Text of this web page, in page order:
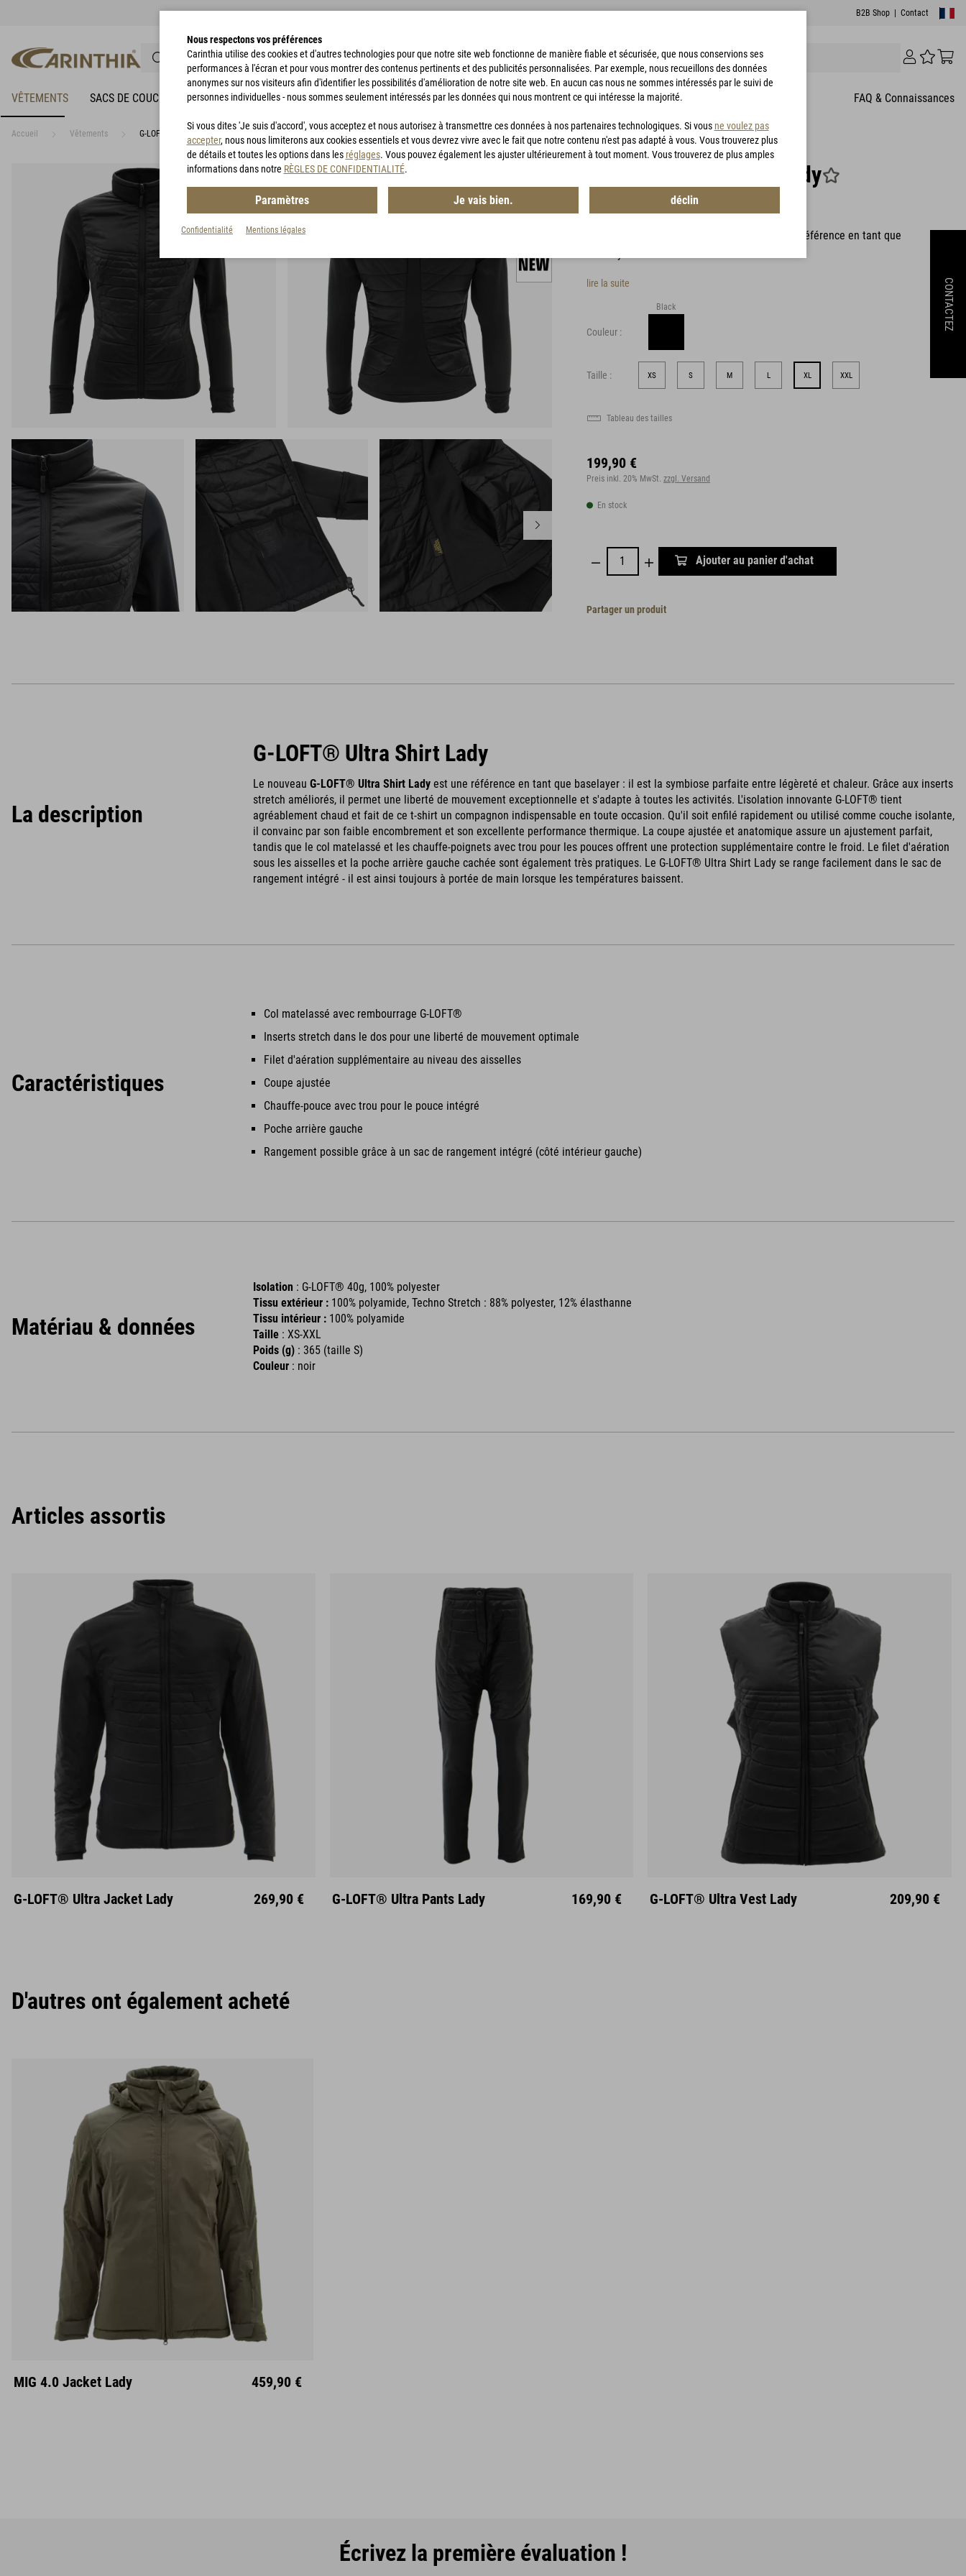
B2B Shop Contact
VÊTEMENTS SACS DE COUCHAGE VÊTEMENTS DE PLUIE SACS DE BIVOUAC ACCESSOIRES CHASSE BON D'ACHAT FAQ & Connaissances
Accueil Vêtements G-LOFT® Ultra Shirt Lady
G-LOFT® Ultra Shirt Lady
Le nouveau G-LOFT® Ultra Shirt Lady est une référence en tant que
lire la suite
Couleur :
Black
Taille : XS S M L XL XXL
Tableau des tailles
199,90 €
Preis inkl. 20% MwSt. zzgl. Versand
En stock
Ajouter au panier d'achat
Partager un produit
La description
G-LOFT® Ultra Shirt Lady
Le nouveau G-LOFT® Ultra Shirt Lady est une référence en tant que baselayer : il est la symbiose parfaite entre légèreté et chaleur. Grâce aux inserts
stretch améliorés, il permet une liberté de mouvement exceptionnelle et s'adapte à toutes les activités. L'isolation innovante G-LOFT® tient
agréablement chaud et fait de ce t-shirt un compagnon indispensable en toute occasion. Qu'il soit enfilé rapidement ou utilisé comme couche isolante,
il convainc par son faible encombrement et son excellente performance thermique. La coupe ajustée et anatomique assure un ajustement parfait,
tandis que le col matelassé et les chauffe-poignets avec trou pour les pouces offrent une protection supplémentaire contre le froid. Le filet d'aération
sous les aisselles et la poche arrière gauche cachée sont également très pratiques. Le G-LOFT® Ultra Shirt Lady se range facilement dans le sac de
rangement intégré - il est ainsi toujours à portée de main lorsque les températures baissent.
Caractéristiques
Col matelassé avec rembourrage G-LOFT®
Inserts stretch dans le dos pour une liberté de mouvement optimale
Filet d'aération supplémentaire au niveau des aisselles
Coupe ajustée
Chauffe-pouce avec trou pour le pouce intégré
Poche arrière gauche
Rangement possible grâce à un sac de rangement intégré (côté intérieur gauche)
Matériau & données
Isolation : G-LOFT® 40g, 100% polyester
Tissu extérieur : 100% polyamide, Techno Stretch : 88% polyester, 12% élasthanne
Tissu intérieur : 100% polyamide
Taille : XS-XXL
Poids (g) : 365 (taille S)
Couleur : noir
Articles assortis
XS S M XXL
G-LOFT® Ultra Jacket Lady 269,90 € XS S M
G-LOFT® Ultra Pants Lady 169,90 € XS S M XXL
G-LOFT® Ultra Vest Lady 209,90 €
D'autres ont également acheté
XS S XXL
MIG 4.0 Jacket Lady 459,90 €
Écrivez la première évaluation !
CONTACTEZ
Nous respectons vos préférences
Carinthia utilise des cookies et d'autres technologies pour que notre site web fonctionne de manière fiable et sécurisée, que nous conservions ses
performances à l'écran et pour vous montrer des contenus pertinents et des publicités personnalisées. Par exemple, nous recueillons des données
anonymes sur nos visiteurs afin d'identifier les possibilités d'amélioration de notre site web. En aucun cas nous ne sommes intéressés par le suivi de
personnes individuelles - nous sommes seulement intéressés par les données qui nous montrent ce qui intéresse la majorité.
Si vous dites 'Je suis d'accord', vous acceptez et nous autorisez à transmettre ces données à nos partenaires technologiques. Si vous ne voulez pas
accepter, nous nous limiterons aux cookies essentiels et vous devrez vivre avec le fait que notre contenu n'est pas adapté à vous. Vous trouverez plus
de détails et toutes les options dans les réglages. Vous pouvez également les ajuster ultérieurement à tout moment. Vous trouverez de plus amples
informations dans notre RÈGLES DE CONFIDENTIALITÉ.
Paramètres Je vais bien. déclin
Confidentialité Mentions légales